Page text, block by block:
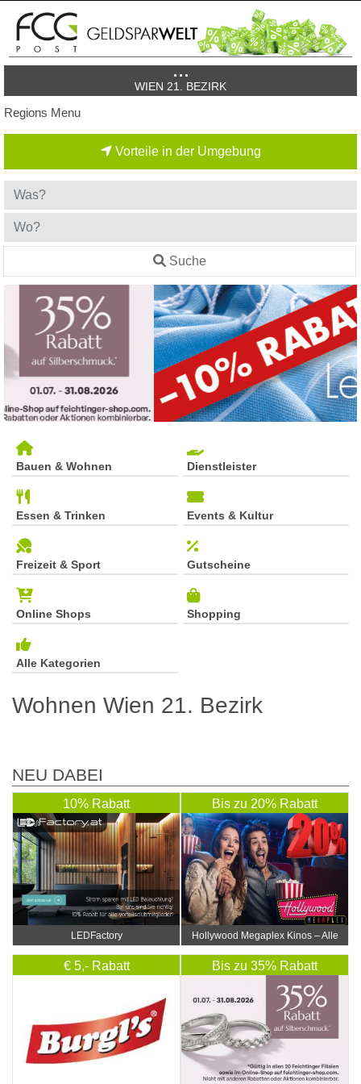
WIEN 21. BEZIRK
Regions Menu
Vorteile in der Umgebung
Suche
Bauen & Wohnen Dienstleister
Essen & Trinken Events & Kultur
Freizeit & Sport Gutscheine
Online Shops Shopping
Alle Kategorien
Wohnen Wien 21. Bezirk
NEU DABEI
10% Rabatt
LEDFactory
Bis zu 20% Rabatt
Hollywood Megaplex Kinos – Alle
€ 5,- Rabatt Bis zu 35% Rabatt